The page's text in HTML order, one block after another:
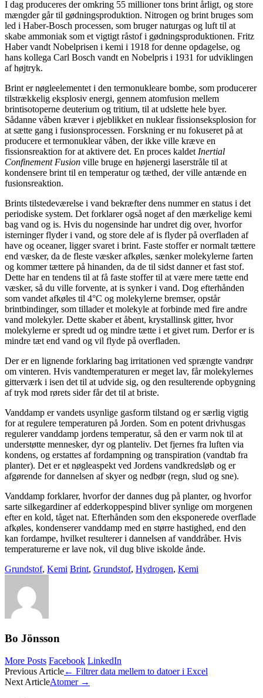
I dag produceres der omkring 55 millioner tons brint årligt, og store
mængder går til gødningsproduktion. Nitrogen og brint bruges som
led i Haber-Bosch processen, som bruger naturgas og luft til at
skabe ammoniak som et vigtigt råstof i gødningsproduktionen. Fritz
Haber vandt Nobelprisen i kemi i 1918 for denne opdagelse, og
hans kollega Carl Bosch vandt en Nobelpris i 1931 for udviklingen
af højtryk.
Brint er nøgleelementet i den termonukleare bombe, som producerer
tilstrækkelig eksplosiv energi, gennem atomfusion mellem
brintisotoperne deuterium og tritium, til at udslette hele byer.
Sådanne våben kræver i øjeblikket en nuklear fissionseksplosion for
at sætte gang i fusionsprocessen. Forskning er nu fokuseret på at
producere et termonuklear våben, der ikke ville kræve en
fissionsreaktion for at aktivere det. En proces kaldet Inertial
Confinement Fusion ville bruge en højenergi laserstråle til at
kondensere brint til en temperatur og tæthed, der ville antænde en
fusionsreaktion.
Brints tilstedeværelse i vand bekræfter dens nummer en status i det
periodiske system. Det forklarer også noget af den mærkelige kemi
bag vand og is. Hvis du nogensinde har undret dig over, hvorfor
isterninger flyder i vand, og store dele af is flyder på overfladen af
have og oceaner, ligger svaret i brint. Faste stoffer er normalt tættere
end væsker, da de fleste væsker afkøles, sænker molekylerne farten
og kommer tættere på hinanden, da de til sidst danner et fast stof.
Dette har en tendens til at få faste stoffer til at være mere tætte end
væsker, så du ville forvente, at is synker i vand. Dog efterhånden
som vandet afkøles til 4°C og molekylerne bremser, opstår
brintbindinger, som tillader et molekyle at forbinde med fire andre
vand molekyler. Dette skaber et åbent, krystallinsk gitter, hvor
molekylerne er spredt ud og mindre tætte i et givet rum. Derfor er is
mindre tæt end vand og vil flyde på overfladen.
Der er en lignende forklaring bag irritationen ved sprængte vandrør
om vinteren. Hvis vandtemperaturen er meget lav, får molekylernes
gitterværk i isen det til at udvide sig, og den resulterende opbygning
af tryk mod rørets sider får det til at briste.
Vanddamp er vandets usynlige gasform tilstand og er særlig vigtig
for at regulere temperaturen på Jorden. Som en potent drivhusgas
regulerer vanddamp jordens temperatur, så den er varm nok til at
understøtte mennesker, dyr og planteliv. Det fjernes fra luften via
kondens, og erstattes af fordampning og transpiration (vandtab fra
planter). Det er et nøgleaspekt ved Jordens vandkredsløb og er
afgørende for dannelsen af skyer og nedbør (regn, slud og sne).
Vanddamp forklarer, hvorfor der dannes dug på planter, og hvorfor
sarte silkegardiner af edderkoppespind bliver synlige om morgenen
efter en kold, tåget nat. Efterhånden som den eksponerede overflade
afkøles, kondenserer vanddamp med en større hastighed, end den
kan fordampe, hvilket resulterer i dannelsen af vanddråber. Hvis
temperaturerne er lave nok, vil dug blive iskolde ånde.
Grundstof, Kemi Brint, Grundstof, Hydrogen, Kemi
Bo Jönsson
More Posts Facebook LinkedIn
Post
navigation
Previous Article← Filtrer data mellem to datoer i Excel
Next ArticleAtomer →